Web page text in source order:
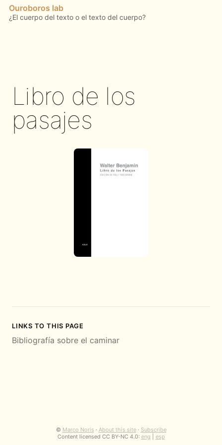
Ouroboros lab
Libro de los
pasajes
LINKS TO THIS PAGE
Bibliografía sobre el caminar
© Marco Noris · About this site· Subscribe
Content licensed CC BY-NC 4.0: eng esp